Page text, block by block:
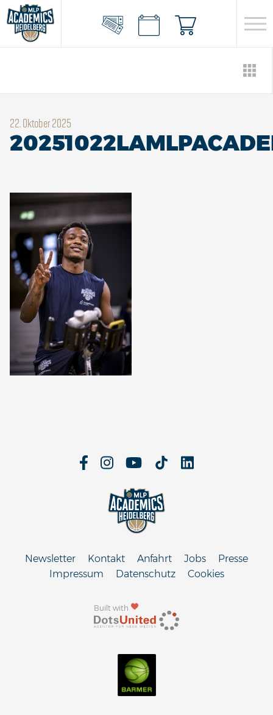
22. Oktober 2025
Built with
Newsletter Kontakt Anfahrt Jobs
Presse
Impressum
Datenschutz Cookies